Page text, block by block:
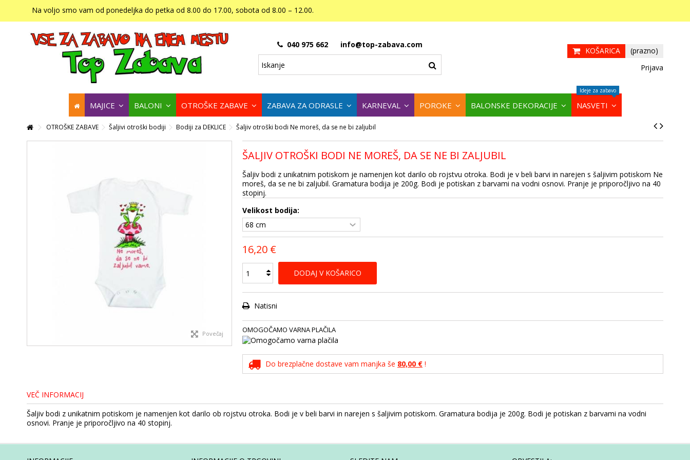
Na voljo smo vam od ponedeljka do petka od 8.00 do 17.00, sobota od 8.00 – 12.00.
040 975 662 info@top-zabava.com
KOŠARICA
(prazno)
Prijava
MAJICE BALONI OTROŠKE ZABAVE ZABAVA ZA ODRASLE KARNEVAL POROKE BALONSKE DEKORACIJE NASVETI
Ideje za zabavo
OTROŠKE ZABAVE Šaljivi otroški bodiji Bodiji za DEKLICE Šaljiv otroški bodi Ne moreš, da se ne bi zaljubil
Povečaj
ŠALJIV OTROŠKI BODI NE MOREŠ, DA SE NE BI ZALJUBIL
Šaljiv bodi z unikatnim potiskom je namenjen kot darilo ob rojstvu otroka. Bodi je v beli barvi in narejen s šaljivim potiskom Ne
moreš, da se ne bi zaljubil. Gramatura bodija je 200g. Bodi je potiskan z barvami na vodni osnovi. Pranje je priporočljivo na 40
stopinj.
Velikost bodija:
16,20 €
DODAJ V KOŠARICO
Natisni
OMOGOČAMO VARNA PLAČILA
Do brezplačne dostave vam manjka še 80,00 €!
VEČ INFORMACIJ
Šaljiv bodi z unikatnim potiskom je namenjen kot darilo ob rojstvu otroka. Bodi je v beli barvi in narejen s šaljivim potiskom. Gramatura bodija je 200g. Bodi je potiskan z barvami na vodni
osnovi. Pranje je priporočljivo na 40 stopinj.